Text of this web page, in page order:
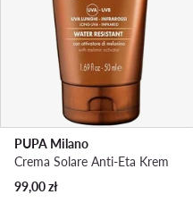
PUPA Milano
Crema Solare Anti-Eta Krem
99,00zł